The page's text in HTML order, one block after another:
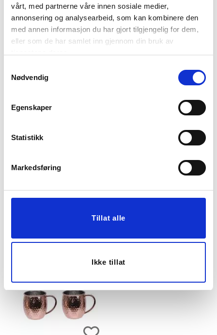
vårt, med partnerne våre innen sosiale medier,
annonsering og analysearbeid, som kan kombinere den
med annen informasjon du har gjort tilgjengelig for dem,
eller som de har samlet inn gjennom din bruk av
Nødvendig
Egenskaper
Statistikk
Markedsføring
Tillat alle
Ikke tillat
KOPP JUST BE YOU
79,90
KOPP LUX BEIGE
199,00
DAG 40 CL BLÅ
KJØP KJØP